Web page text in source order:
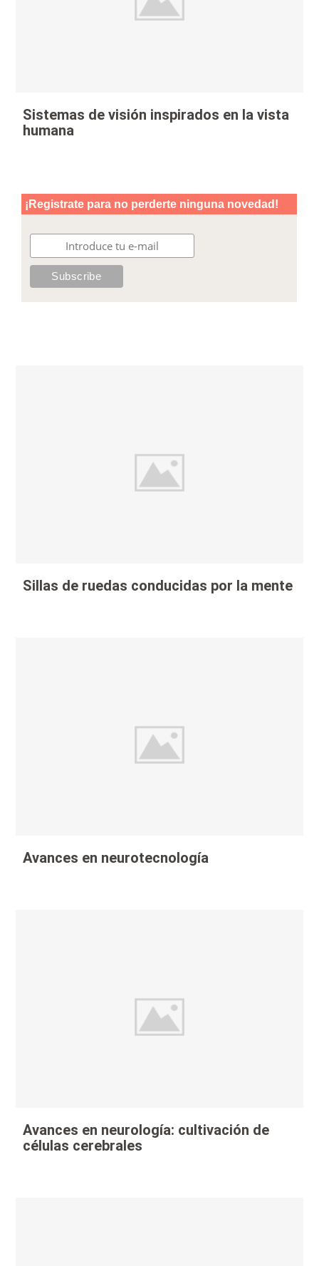
Sistemas de visión inspirados en la vista
humana
Sillas de ruedas conducidas por la mente
Avances en neurotecnología
Avances en neurología: cultivación de
células cerebrales